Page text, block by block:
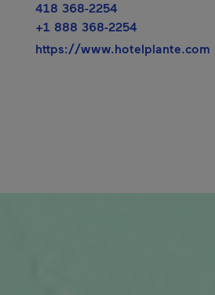
418 368-2254
+1 888 368-2254
https://www.hotelplante.com